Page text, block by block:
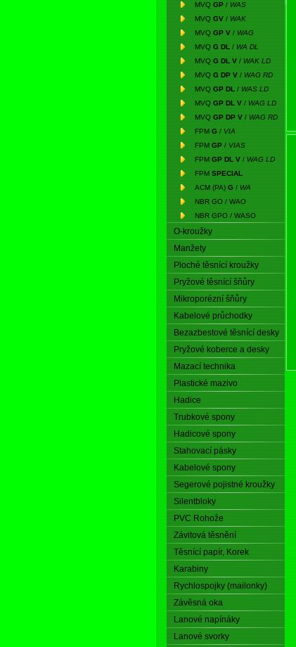
MVQ GP / WAS
MVQ GV / WAK
MVQ GP V / WAG
MVQ G DL / WA DL
MVQ G DL V / WAK LD
MVQ G DP V / WAG RD
MVQ GP DL / WAS LD
MVQ GP DL V / WAG LD
MVQ GP DP V / WAG RD
FPM G / VIA
FPM GP / VIAS
FPM GP DL V / WAG LD
FPM SPECIAL
ACM (PA) G / WA
NBR GO / WAO
NBR GPO / WASO
O-kroužky
Manžety
Ploché těsnící kroužky
Pryžové těsnící šňůry
Mikroporézní šňůry
Kabelové průchodky
Bezazbestové těsnící desky
Pryžové koberce a desky
Mazací technika
Plastické mazivo
Hadice
Trubkové spony
Hadicové spony
Stahovací pásky
Kabelové spony
Segerové pojistné kroužky
Silentbloky
PVC Rohože
Závitová těsnění
Těsnící papír, Korek
Karabiny
Rychlospojky (mailonky)
Závěsná oka
Lanové napínáky
Lanové svorky